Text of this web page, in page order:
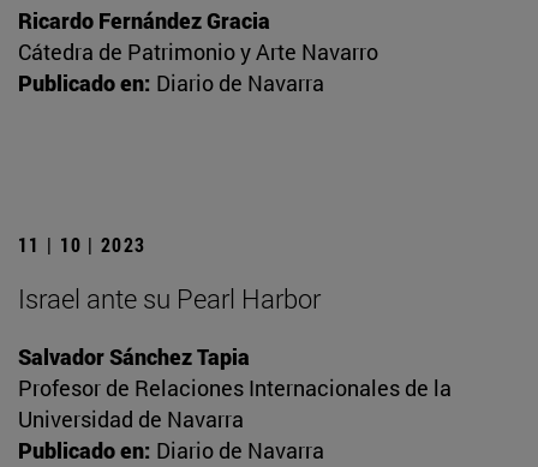
Ricardo Fernández Gracia
Cátedra de Patrimonio y Arte Navarro
Publicado en: Diario de Navarra
11 | 10 | 2023
Israel ante su Pearl Harbor
Salvador Sánchez Tapia
Profesor de Relaciones Internacionales de la
Universidad de Navarra
Publicado en: Diario de Navarra